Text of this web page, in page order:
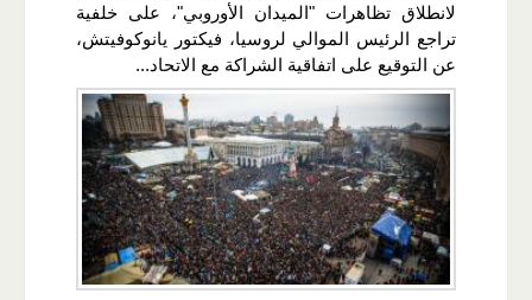
لانطلاق تظاهرات "الميدان الأوروبي"، على خلفية
تراجع الرئيس الموالي لروسيا، فيكتور يانوكوفيتش،
عن التوقيع على اتفاقية الشراكة مع الاتحاد...